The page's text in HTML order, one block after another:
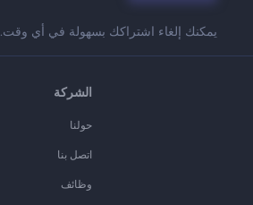
يمكنك إلغاء اشتراكك بسهولة في أي وقت.
الشركة
حولنا
اتصل بنا
وظائف